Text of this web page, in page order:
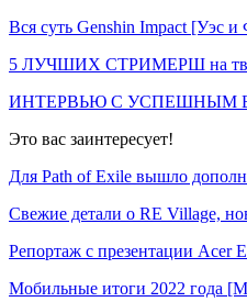
Вся суть Genshin Impact [Уэс
5 ЛУЧШИХ СТРИМЕРШ на
ИНТЕРВЬЮ С УСПЕШНЫМ
Это вас заинтересует!
Для Path of Exile вышло
Свежие детали о RE Village,
Репортаж с презентации Acer
Мобильные итоги 2022 года